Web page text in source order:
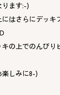
ます:-)
はさらにデッキ
の上でのんびり
しみに8-)